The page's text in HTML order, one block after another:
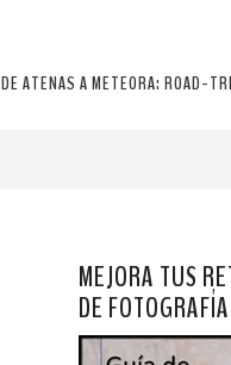
DE ATENAS A METEORA: ROAD-
MEJORA TUS
DE FOTOGRAFÍA